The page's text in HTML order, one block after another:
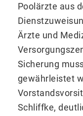
Poolärzte aus
Ärzte und
Sicherung
gewährleistet
Schliffke,